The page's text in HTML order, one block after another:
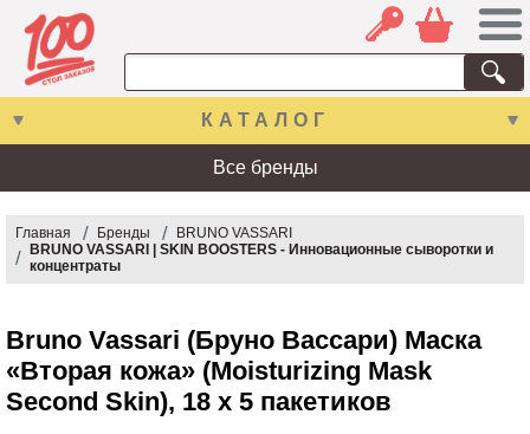
КАТАЛОГ
Все бренды
Главная Бренды
BRUNO VASSARI
BRUNO VASSARI | SKIN BOOSTERS - Инновационные сыворотки и
концентраты
Bruno Vassari (Бруно Вассари) Маска
«Вторая кожа» (Moisturizing Mask
Second Skin), 18 x 5 пакетиков